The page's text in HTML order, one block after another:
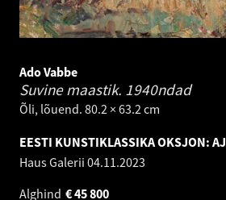
Ado Vabbe
Suvine maastik. 1940ndad
Õli, lõuend. 80.2 × 63.2 cm
EESTI KUNSTIKLASSIKA OKSJON:
Haus Galerii 04.11.2023
Alghind
45 800
€